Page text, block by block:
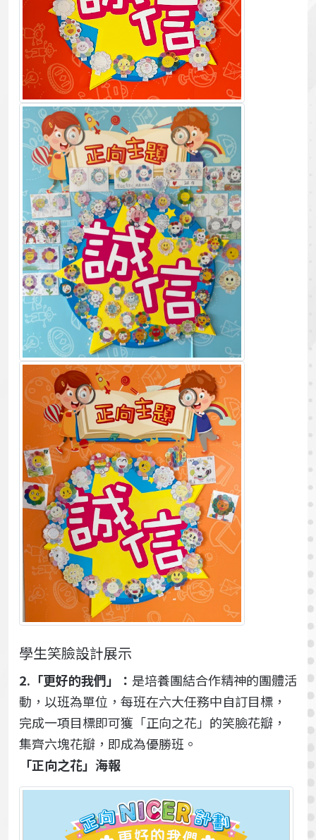
學生笑臉設計展示
2.「更好的我們」： 是培養團結合作精神的團體活
動，以班為單位，每班在六大任務中自訂目標，
完成一項目標即可獲「正向之花」的笑臉花瓣，
集齊六塊花瓣，即成為優勝班。
「正向之花」海報